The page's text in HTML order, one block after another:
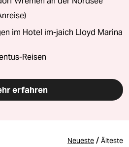
im Hotel im-jaich Lloyd Marina
Reisen
erfahren
Neueste / Älteste